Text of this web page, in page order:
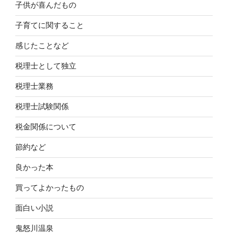
子供が喜んだもの
子育てに関すること
感じたことなど
税理士として独立
税理士業務
税理士試験関係
税金関係について
節約など
良かった本
買ってよかったもの
面白い小説
鬼怒川温泉